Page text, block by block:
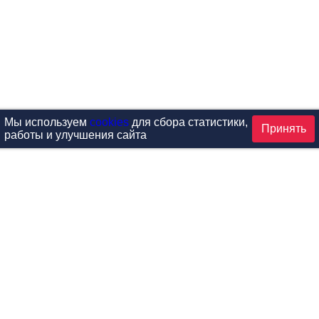
Мы используем cookiesдля сбора статистики,
работы и улучшения сайта
Принять